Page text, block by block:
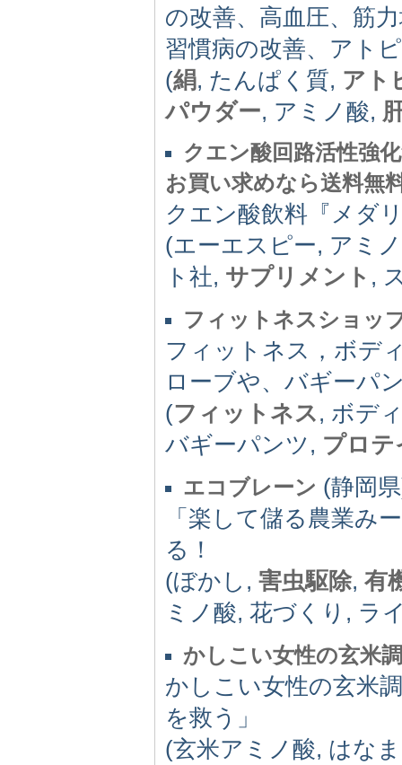
の改善、高血圧、筋
習慣病の改善、アト
(絹, たんぱく質, アト
パウダー, アミノ酸,
クエン酸回路活性強
お買い求めなら送料無
クエン酸飲料『メダ
(エーエスピー, アミ
ト社, サプリメント ,
フィットネスショッ
フィットネス，ボデ
ローブや、バギーパ
(フィットネス, ボデ
バギーパンツ, プロテ
エコブレーン (静岡
「楽して儲る農業み
る！
(ぼかし, 害虫駆除, 有
ミノ酸, 花づくり, ラ
かしこい女性の玄米
かしこい女性の玄米
を救う」
(玄米アミノ酸, はな